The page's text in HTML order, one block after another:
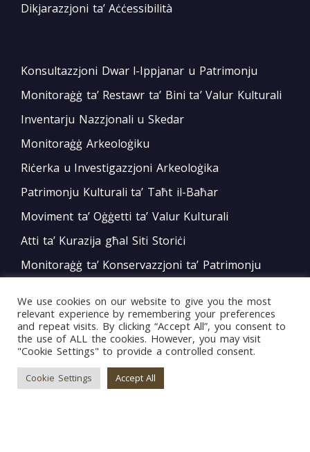
Dikjarazzjoni ta’ Aċċessibilità
Konsultazzjoni Dwar l-Ippjanar u Patrimonju
Monitoraġġ ta’ Restawr ta’ Bini ta’ Valur Kulturali
Inventarju Nazzjonali u Skedar
Monitoraġġ Arkeoloġiku
Riċerka u Investigazzjoni Arkeoloġika
Patrimonju Kulturali ta’ Taħt il-Baħar
Moviment ta’ Oġġetti ta’ Valur Kulturali
Atti ta’ Kurazija għal Siti Storiċi
Monitoraġġ ta’ Konservazzjoni ta’ Patrimonju
Impenji Nazzjonali u Internazzjonali
Żvilupp ta’ Politika
Bord tal-Warrant tar-Restawraturi
We use cookies on our website to give you the most
relevant experience by remembering your preferences
and repeat visits. By clicking “Accept All”, you consent to
the use of ALL the cookies. However, you may visit
"Cookie Settings" to provide a controlled consent.
Cookie Settings Accept All